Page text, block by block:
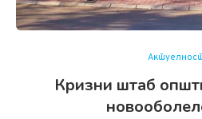
Кризни штаб